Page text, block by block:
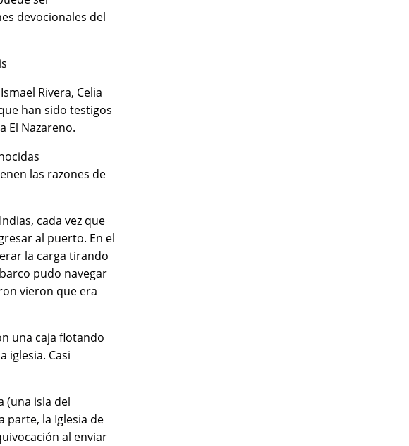
devocionales del
Rivera, Celia
han sido testigos
El Nazareno.
las razones de
cada vez que
al puerto. En el
la carga tirando
pudo navegar
vieron que era
una caja flotando
iglesia. Casi
(una isla del
parte, la Iglesia de
al enviar